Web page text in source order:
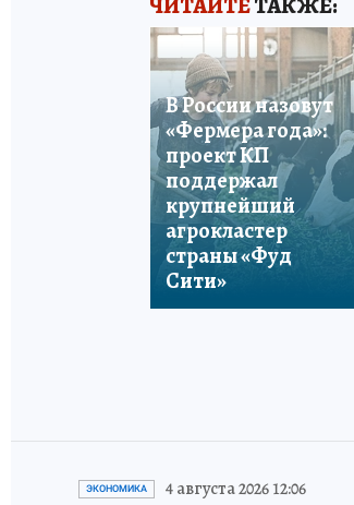
ЧИТАЙТЕТАКЖЕ:
В России назовут
«Фермера года»:
проект КП
поддержал
крупнейший
агрокластер
страны «Фуд
Сити»
ЭКОНОМИКА 4 августа 2026 12:06